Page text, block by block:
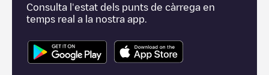
Consulta l'estat dels punts de càrrega en
temps real a la nostra app.